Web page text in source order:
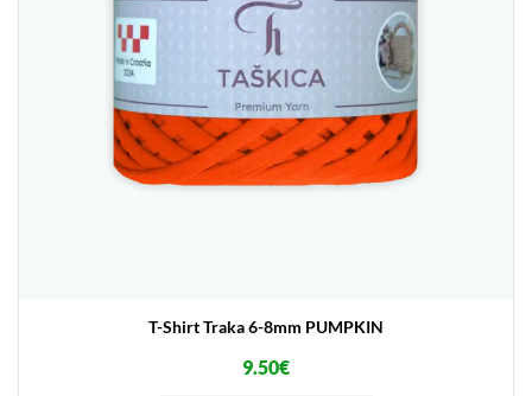
T-Shirt Traka 6-8mm PUMPKIN
9.50€